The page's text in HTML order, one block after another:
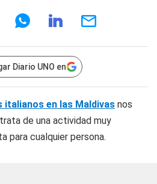
Diario UNO en
italianos en las Maldivas nos
de una actividad muy
para cualquier persona.